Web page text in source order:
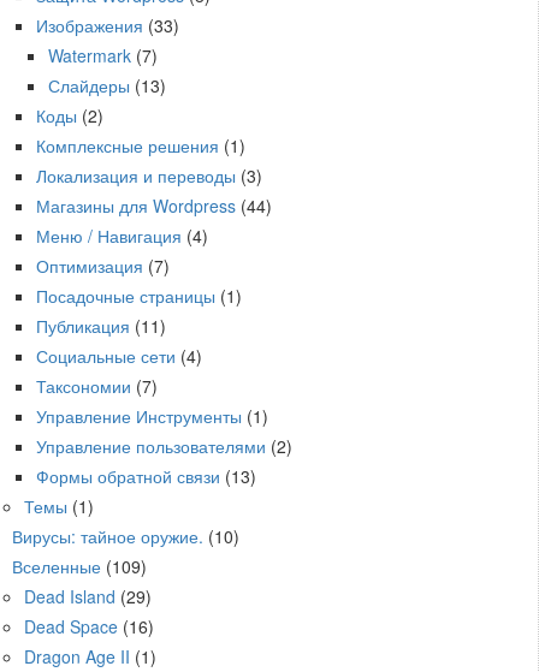
Изображения (33)
Watermark (7)
Слайдеры (13)
Коды (2)
Комплексные решения (1)
Локализация и переводы (3)
Магазины для Wordpress (44)
Меню / Навигация (4)
Оптимизация (7)
Посадочные страницы (1)
Публикация (11)
Социальные сети (4)
Таксономии (7)
Управление Инструменты (1)
Управление пользователями (2)
Формы обратной связи (13)
Темы (1)
Вирусы: тайное оружие. (10)
Вселенные (109)
Dead Island (29)
Dead Space (16)
Dragon Age II (1)